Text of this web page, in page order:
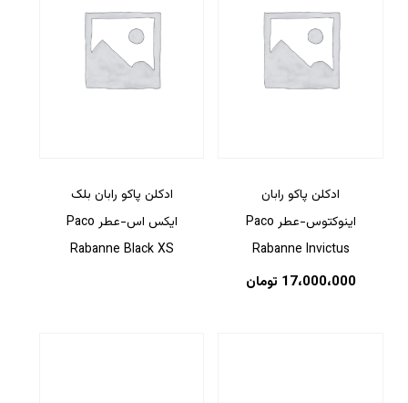
ادکلن پاکو رابان
اینوکتوس-عطر Paco
Rabanne Invictus
17،000،000 تومان
ادکلن پاکو رابان بلک
ایکس اس-عطر Paco
Rabanne Black XS